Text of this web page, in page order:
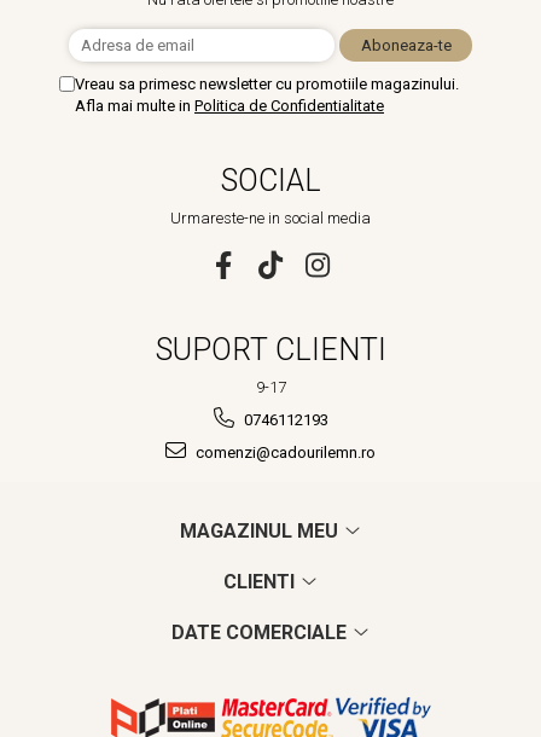
Vreau sa primesc newsletter cu promotiile magazinului.
Afla mai multe in Politica de Confidentialitate
SOCIAL
Urmareste-ne in social media
SUPORT CLIENTI
9-17
0746112193
comenzi@cadourilemn.ro
MAGAZINUL MEU
CLIENTI
DATE COMERCIALE